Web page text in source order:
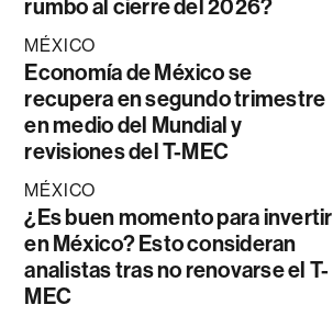
rumbo al cierre del 2026?
MÉXICO
Economía de México se
recupera en segundo trimestre
en medio del Mundial y
revisiones del T-MEC
MÉXICO
¿Es buen momento para invertir
en México? Esto consideran
analistas tras no renovarse el T-
MEC